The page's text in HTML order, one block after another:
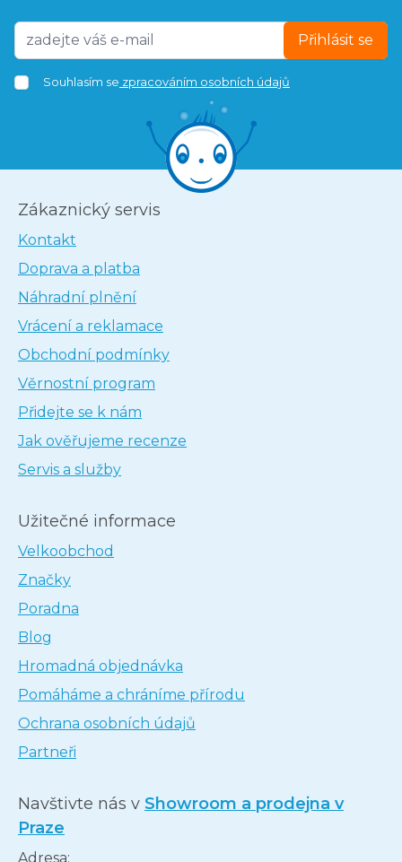
Přihlásit se
Souhlasím se zpracováním osobních údajů
Zákaznický servis
Kontakt
Doprava a platba
Náhradní plnění
Vrácení a reklamace
Obchodní podmínky
Věrnostní program
Přidejte se k nám
Jak ověřujeme recenze
Servis a služby
Užitečné informace
Velkoobchod
Značky
Poradna
Blog
Hromadná objednávka
Pomáháme a chráníme přírodu
Ochrana osobních údajů
Partneři
Navštivte nás v Showroom a prodejna v
Praze
Adresa: